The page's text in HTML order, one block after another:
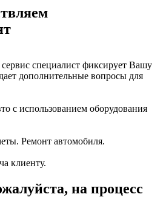
специалист фиксирует Вашу
дополнительные вопросы для
с использованием оборудования
Ремонт автомобиля.
клиенту.
на процесс